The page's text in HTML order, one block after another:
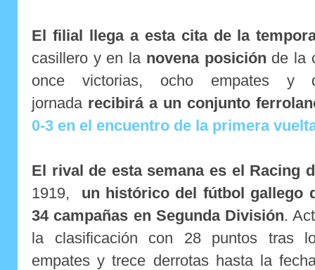
El filial llega a esta cita de la
casillero y en la novena posición de la
once victorias, ocho empates y
jornada recibirá a un conjunto
0-3 en el encuentro de la primera
El rival de esta semana es el Racing
1919,
un histórico del fútbol gallego
34campañas en Segunda División.
la clasificación con 28 puntos tras
empates y trece derrotas hasta la